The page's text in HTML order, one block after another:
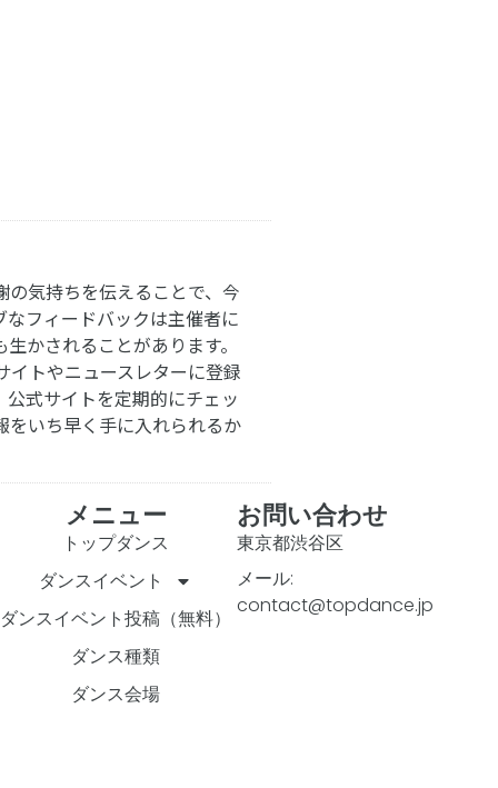
気持ちを伝えることで、今
フィードバックは主催者に
かされることがあります。
イトやニュースレターに登録
式サイトを定期的にチェッ
をいち早く手に入れられるか
メニュー
トップダンス
ダンスイベント
ダンスイベント投稿（無料）
ダンス種類
ダンス会場
お問い合わせ
東京都渋谷区
メール:
contact@topdance.jp